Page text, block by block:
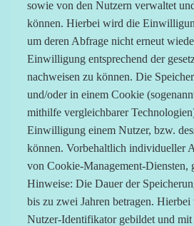
sowie von den Nutzern verwaltet
können. Hierbei wird die
um deren Abfrage nicht erneut
Einwilligung entsprechend der
nachweisen zu können. Die
und/oder in einem Cookie
mithilfe vergleichbarer
Einwilligung einem Nutzer, bzw.
können. Vorbehaltlich individueller
von Cookie-Management-Diensten,
Hinweise: Die Dauer der
bis zu zwei Jahren betragen.
Nutzer-Identifikator gebildet und